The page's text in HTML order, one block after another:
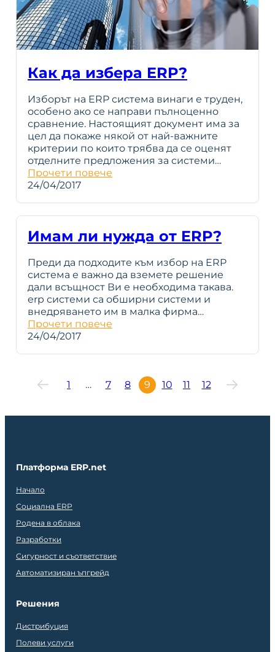
Как да избера ERP?
Изборът на ERP система винаги е труден,
особено ако се направи пълноценно
сравнение. Настоящият документ има за
цел да покаже някой от най-важните
критерии по които трябва да се оценят
отделните предложения за системи…
Прочети повече
24/04/2017
Имам ли нужда от ERP?
Преди да подходите към избор на ERP
система е важно да вземете решение
дали всъщност Ви е необходима такава.
erp системи са обширни системи и
внедряването им в малка фирма…
Прочети повече
24/04/2017
1 … 7 8 9 10 11 12
Платформа ERP.net
Начало
Социална ERP
Родена в облака
Разработки
Сигурност и съответствие
Автоматизиран ъпгрейд
Решения
Дистрибуция
Полеви услуги